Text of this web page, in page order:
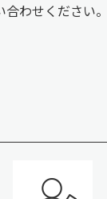
わせください。